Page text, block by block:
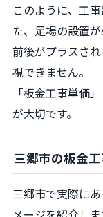
このように、工
た、足場の設置
前後がプラスさ
視できません。
「板金工事単価
が大切です。
三郷市の板金
三郷市で実際に